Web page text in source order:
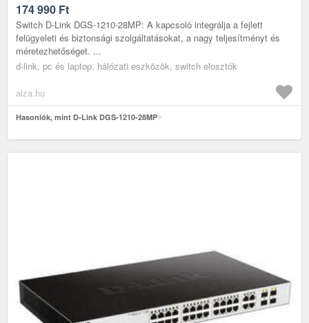
174 990 Ft
Switch D-Link DGS-1210-28MP: A kapcsoló integrálja a fejlett
felügyeleti és biztonsági szolgáltatásokat, a nagy teljesítményt és
méretezhetőséget. ...
d-link, pc és laptop, hálózati eszközök, switch elosztók
alza.hu
Hasonlók, mint D-Link DGS-1210-28MP